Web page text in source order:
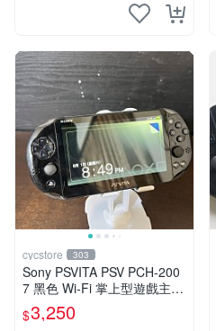
cycstore 303
Sony PSVITA PSV PCH-200
7 黑色 Wi-Fi 掌上型遊戲主機
輕薄版 OLED後繼機 收藏熱
門
$3,250